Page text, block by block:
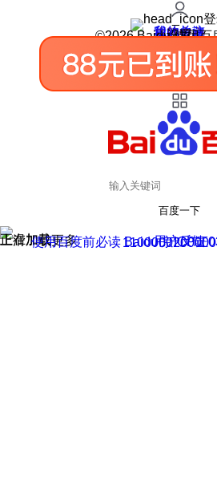
我的关注
我的收藏
皮肤中心
用户反馈
设置
©2026 Baidu 使用百
百度一下
正在加载
上滑加载更多 用户反馈
使用百度前必读 Baidu 京ICP证
京公网安备